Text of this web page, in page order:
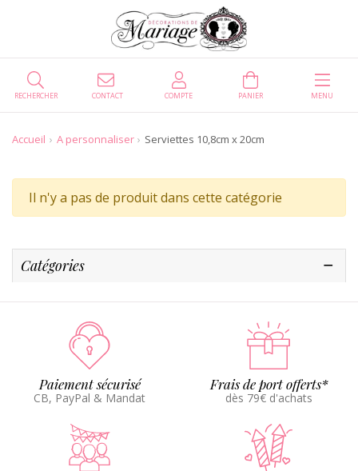
CONTACT
RECHERCHER COMPTE PANIER MENU
Catégories
Accueil A personnaliser Serviettes 10,8cm x 20cm
Il n'y a pas de produit dans cette catégorie
Paiement sécurisé
CB, PayPal & Mandat
Frais de port offerts*
dès 79€ d'achats